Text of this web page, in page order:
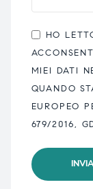
HO
MIEI DATI
QUANDO
EUROPEO
679/2016,